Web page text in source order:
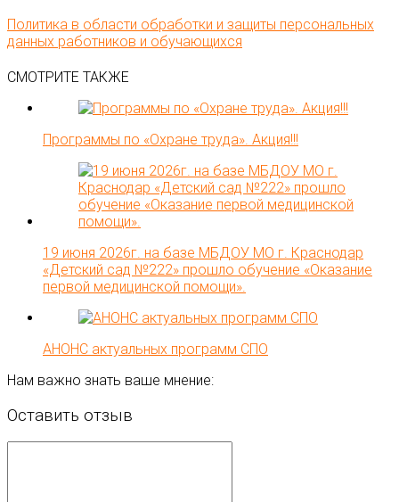
Политика в области обработки и защиты персональных
данных работников и обучающихся
СМОТРИТЕ ТАКЖЕ
Программы по «Охране труда». Акция!!!
19 июня 2026г. на базе МБДОУ МО г. Краснодар
«Детский сад №222» прошло обучение «Оказание
первой медицинской помощи».
АНОНС актуальных программ СПО
Нам важно знать ваше мнение:
Оставить отзыв